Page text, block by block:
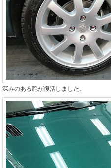
深みのある艶が復活しました。